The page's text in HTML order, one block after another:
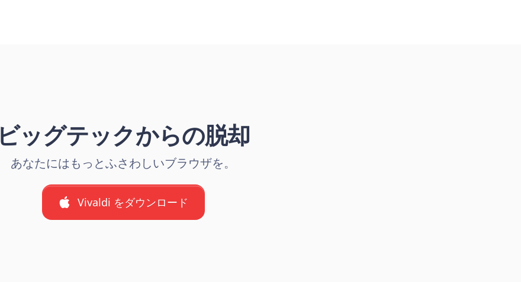
ビッグテックからの脱却
あなたにはもっとふさわしいブラウザを。
Vivaldi をダウンロード